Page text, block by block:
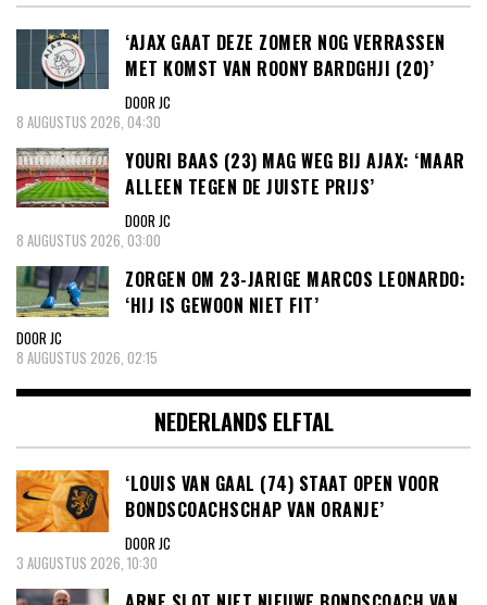
‘AJAX GAAT DEZE ZOMER NOG VERRASSEN
MET KOMST VAN ROONY BARDGHJI (20)’
DOOR JC
8 AUGUSTUS 2026, 04:30
YOURI BAAS (23) MAG WEG BIJ AJAX: ‘MAAR
ALLEEN TEGEN DE JUISTE PRIJS’
DOOR JC
8 AUGUSTUS 2026, 03:00
ZORGEN OM 23-JARIGE MARCOS LEONARDO:
‘HIJ IS GEWOON NIET FIT’
DOOR JC
8 AUGUSTUS 2026, 02:15
NEDERLANDS ELFTAL
‘LOUIS VAN GAAL (74) STAAT OPEN VOOR
BONDSCOACHSCHAP VAN ORANJE’
DOOR JC
3 AUGUSTUS 2026, 10:30